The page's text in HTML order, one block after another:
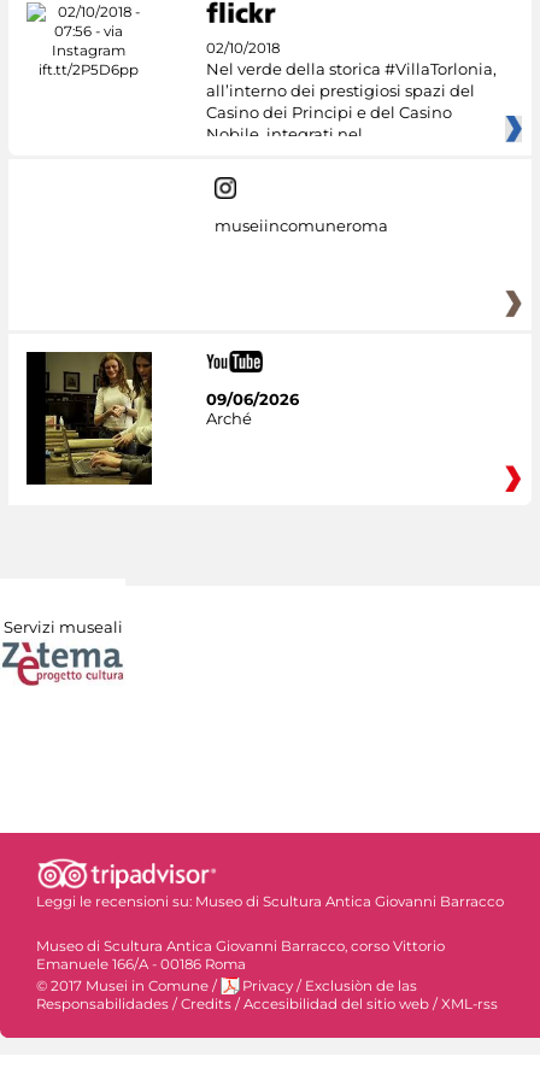
02/10/2018
Nel verde della storica #VillaTorlonia,
all’interno dei prestigiosi spazi del
Casino dei Principi e del Casino
Nobile, integrati nel
museiincomuneroma
09/06/2026
Arché
Servizi museali
Leggi le recensioni su: Museo di Scultura Antica Giovanni Barracco
Museo di Scultura Antica Giovanni Barracco, corso Vittorio
Emanuele 166/A - 00186 Roma
© 2017 Musei in Comune / Privacy / Exclusiòn de las
Responsabilidades /Credits /Accesibilidad del sitio web /XML-rss